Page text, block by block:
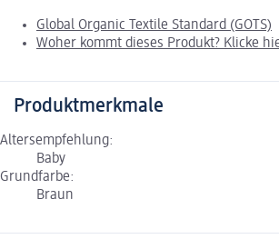
Global Organic Textile Standard (GOTS)
Woher kommt dieses Produkt? Klicke
Produktmerkmale
Altersempfehlung:
Baby
Grundfarbe:
Braun